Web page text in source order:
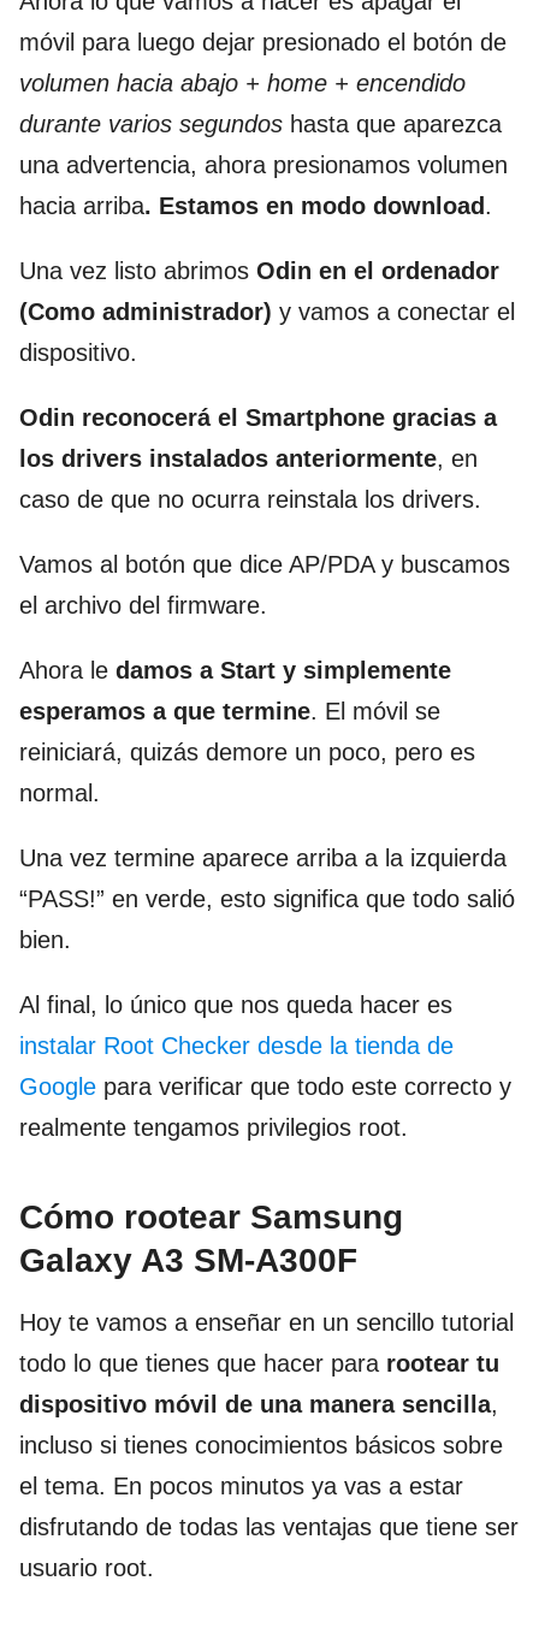
móvil para luego dejar presionado el botón de
volumen hacia abajo + home + encendido
durante varios segundos hasta que aparezca
una advertencia, ahora presionamos volumen
hacia arriba. Estamos en modo download .
Una vez listo abrimos Odin en el ordenador
(Como administrador) y vamos a conectar el
dispositivo.
Odin reconocerá el Smartphone gracias a
los drivers instalados anteriormente, en
caso de que no ocurra reinstala los drivers.
Vamos al botón que dice AP/PDA y buscamos
el archivo del firmware.
Ahora le damos a Start y simplemente
esperamos a que termine. El móvil se
reiniciará, quizás demore un poco, pero es
normal.
Una vez termine aparece arriba a la izquierda
“PASS!” en verde, esto significa que todo salió
bien.
Al final, lo único que nos queda hacer es
instalar Root Checker desde la tienda de
Google para verificar que todo este correcto y
realmente tengamos privilegios root.
Cómo rootear Samsung
Galaxy A3 SM-A300F
Hoy te vamos a enseñar en un sencillo tutorial
todo lo que tienes que hacer para rootear tu
dispositivo móvil de una manera sencilla,
incluso si tienes conocimientos básicos sobre
el tema. En pocos minutos ya vas a estar
disfrutando de todas las ventajas que tiene ser
usuario root.